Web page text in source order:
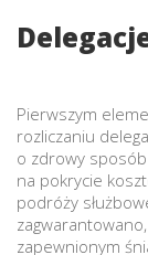
Pierwszym
rozliczaniu
o zdrowy
na pokrycie
podróży
zapewnionym